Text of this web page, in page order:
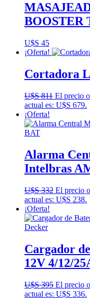
BOOSTER
U$S 45
¡Oferta!
Cortadora
U$S811 El precio
actual es: U$S 679.
¡Oferta!
Alarma
Intelbras
U$S332 El precio
actual es: U$S 238.
¡Oferta!
Cargador
12V 4/12/
U$S395 El precio
actual es: U$S 336.